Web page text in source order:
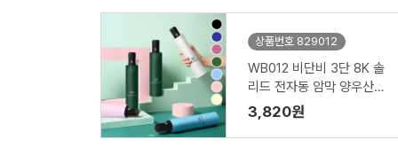
상품번호 829012
WB012 비단비 3단 8K 솔
리드 전자동 암막 양우산
(인쇄/케이스포함)
3,820원